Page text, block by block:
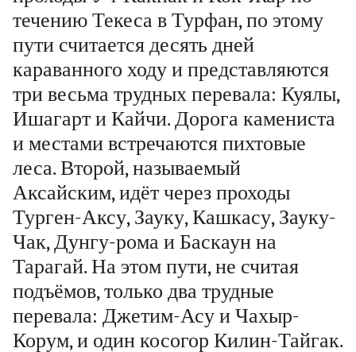
течению Текеса в Турфан, по этому
пути считается десять дней
караванного ходу и представляются
три весьма трудных перевала: Куялы,
Ишагарт и Кайчи. Дорога камениста
и местами встречаются пихтовые
леса. Второй, называемый
Аксайским, идёт через проходы
Турген-Аксу, Зауку, Кашкасу, Зауку-
Чак, Дунгу-рома и Баскаун на
Тарагай. На этом пути, не считая
подъёмов, только два трудные
перевала: Джетим-Асу и Чахыр-
Корум, и один косогор Килин-Тайгак.